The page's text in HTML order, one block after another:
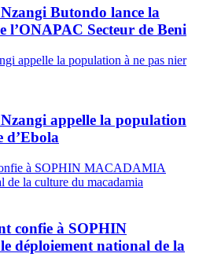
Butondo lance la
l’ONAPAC Secteur de Beni
appelle la population
d’Ebola
confie à SOPHIN
déploiement national de la